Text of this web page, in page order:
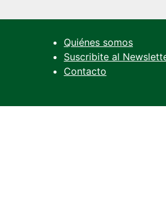
Quiénes somos
Suscribite al
Contacto